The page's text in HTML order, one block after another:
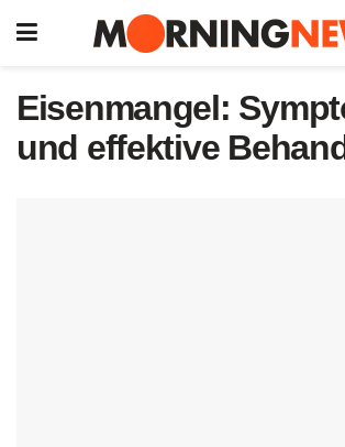
Eisenmangel:
und effektive